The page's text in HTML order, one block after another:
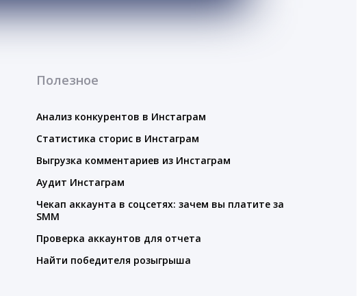
Полезное
Анализ конкурентов в Инстаграм
Статистика сторис в Инстаграм
Выгрузка комментариев из Инстаграм
Аудит Инстаграм
Чекап аккаунта в соцсетях: зачем вы платите за
SMM
Проверка аккаунтов для отчета
Найти победителя розыгрыша